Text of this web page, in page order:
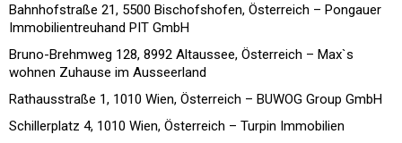
Bahnhofstraße 21, 5500 Bischofshofen, Österreich – Pongauer
Immobilientreuhand PIT GmbH
Bruno-Brehmweg 128, 8992 Altaussee, Österreich – Max`s
wohnen Zuhause im Ausseerland
Rathausstraße 1, 1010 Wien, Österreich – BUWOG Group GmbH
Schillerplatz 4, 1010 Wien, Österreich – Turpin Immobilien